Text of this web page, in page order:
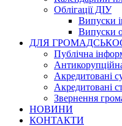
Облігації ДІУ
Випуски
Випуски
ДЛЯ
Публічна
Акредитовані
Акредитовані
Звернення
НОВИНИ
КОНТАКТИ